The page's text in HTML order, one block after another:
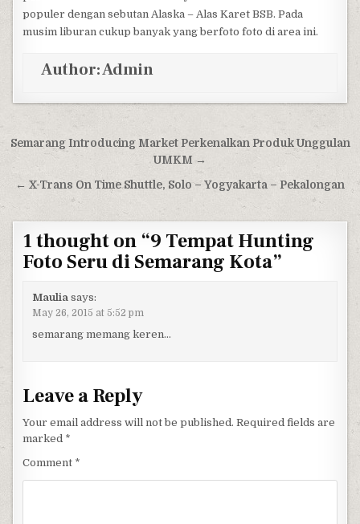
populer dengan sebutan Alaska – Alas Karet BSB. Pada
musim liburan cukup banyak yang berfoto foto di area ini.
Author:Admin
Post navigation
Semarang Introducing Market Perkenalkan Produk Unggulan
UMKM →
← X-Trans On Time Shuttle, Solo – Yogyakarta – Pekalongan
1 thought on “9 Tempat Hunting
Foto Seru di Semarang Kota”
Maulia says:
May 26, 2015 at 5:52 pm
semarang memang keren…
Leave a Reply
Your email address will not be published. Required fields are
marked *
Comment *